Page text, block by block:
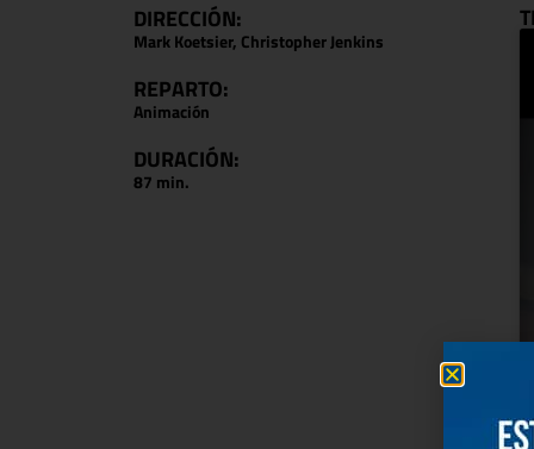
DIRECCIÓN:
Mark Koetsier, Christopher Jenkins
REPARTO:
Animación
DURACIÓN:
87 min.